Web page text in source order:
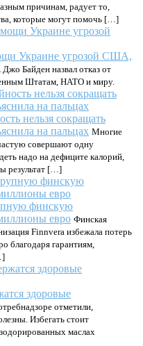
причинам, радует то,
которые могут помочь […]
Украине угрозой США,
Байден назвал отказ от
Штатам, НАТО и миру.
нельзя сокращать
на пальцах Многие
совершают одну
надо на дефиците калорий,
результат […]
финскую
евро Финская
Finnvera избежала потерь
благодаря гарантиям,
здоровые
отметили,
Избегать стоит
маслах